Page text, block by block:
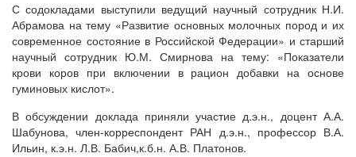
С содокладами выступили ведущий научный сотрудник Н.И.
Абрамова на тему «Развитие основных молочных пород и их
современное состояние в Российской Федерации» и старший
научный сотрудник Ю.М. Смирнова на тему: «Показатели
крови коров при включении в рацион добавки на основе
гуминовых кислот».
В обсуждении доклада приняли участие д.э.н., доцент А.А.
Шабунова, член-корреспондент РАН д.э.н., профессор В.А.
Ильин, к.э.н. Л.В. Бабич,к.б.н. А.В. Платонов.